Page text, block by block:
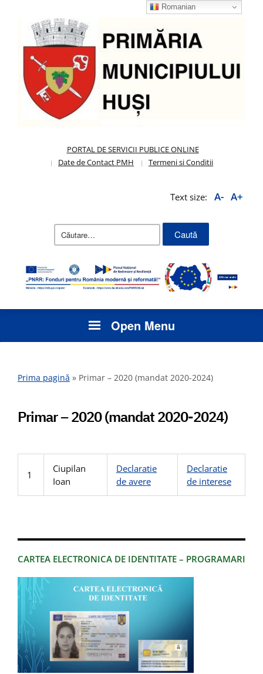
PORTAL DE SERVICII PUBLICE ONLINE
Date de Contact PMH
Termeni si Conditii
Text size: A- A+
Caută
Open Menu
Prima pagină » Primar – 2020 (mandat 2020-2024)
CARTEA ELECTRONICA DE IDENTITATE – PROGRAMARI
Primar – 2020 (mandat 2020-2024)
1
Ciupilan
Ioan
Declaratie
de avere
Declaratie
de interese
Romanian